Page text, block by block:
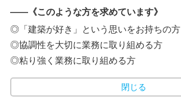
――《このような方を求めています》
◎「建築が好き」という思いをお持ちの方
◎協調性を大切に業務に取り組める方
◎粘り強く業務に取り組める方
閉じる